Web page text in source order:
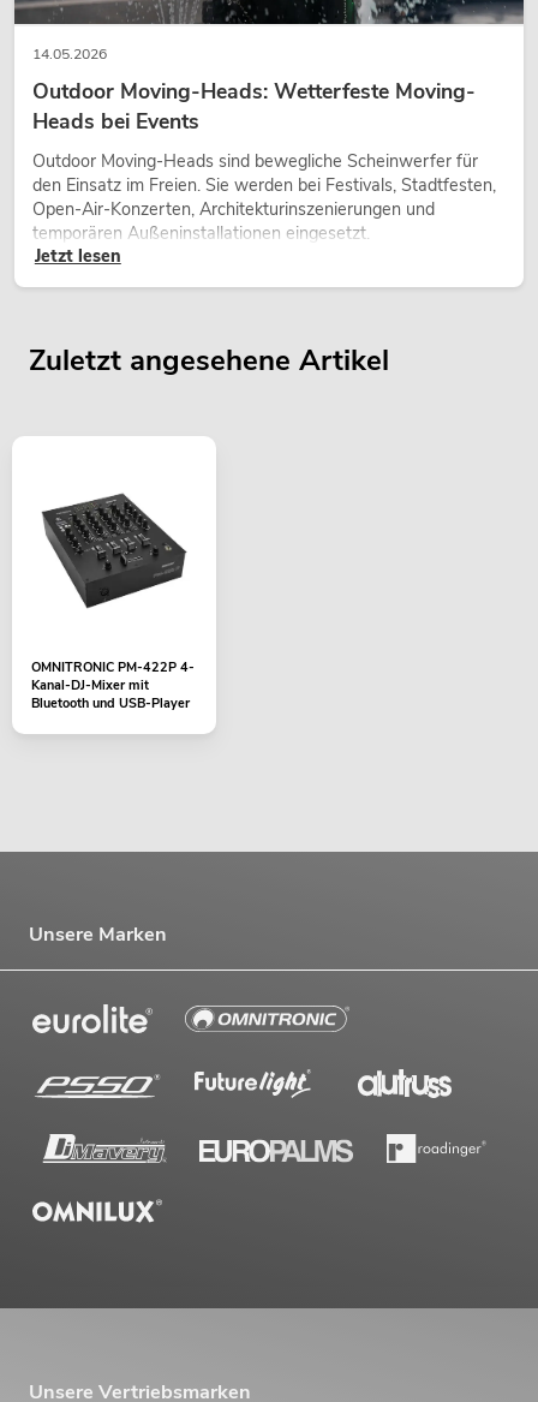
14.05.2026
Outdoor Moving-Heads: Wetterfeste Moving-
Heads bei Events
Outdoor Moving-Heads sind bewegliche Scheinwerfer für
den Einsatz im Freien. Sie werden bei Festivals, Stadtfesten,
Open-Air-Konzerten, Architekturinszenierungen und
temporären Außeninstallationen eingesetzt.
Jetzt lesen
Zuletzt angesehene Artikel
OMNITRONIC PM-422P 4-
Kanal-DJ-Mixer mit
Bluetooth und USB-Player
Unsere Marken
Unsere Vertriebsmarken